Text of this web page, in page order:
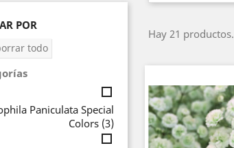
POR
todo
Paniculata Special
Colors (3)
Hay 21 productos.